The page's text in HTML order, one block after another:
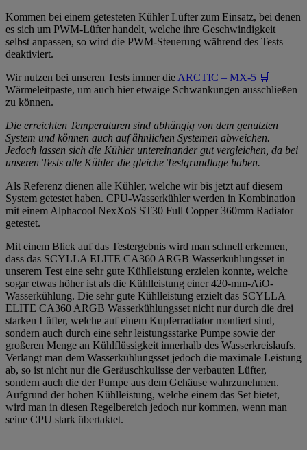
Kommen bei einem getesteten Kühler Lüfter zum Einsatz, bei denen
es sich um PWM-Lüfter handelt, welche ihre Geschwindigkeit
selbst anpassen, so wird die PWM-Steuerung während des Tests
deaktiviert.
Wir nutzen bei unseren Tests immer die ARCTIC – MX-5 🛒
Wärmeleitpaste, um auch hier etwaige Schwankungen ausschließen
zu können.
Die erreichten Temperaturen sind abhängig von dem genutzten
System und können auch auf ähnlichen Systemen abweichen.
Jedoch lassen sich die Kühler untereinander gut vergleichen, da bei
unseren Tests alle Kühler die gleiche Testgrundlage haben.
Als Referenz dienen alle Kühler, welche wir bis jetzt auf diesem
System getestet haben. CPU-Wasserkühler werden in Kombination
mit einem Alphacool NexXoS ST30 Full Copper 360mm Radiator
getestet.
Mit einem Blick auf das Testergebnis wird man schnell erkennen,
dass das SCYLLA ELITE CA360 ARGB Wasserkühlungsset in
unserem Test eine sehr gute Kühlleistung erzielen konnte, welche
sogar etwas höher ist als die Kühlleistung einer 420-mm-AiO-
Wasserkühlung. Die sehr gute Kühlleistung erzielt das SCYLLA
ELITE CA360 ARGB Wasserkühlungsset nicht nur durch die drei
starken Lüfter, welche auf einem Kupferradiator montiert sind,
sondern auch durch eine sehr leistungsstarke Pumpe sowie der
großeren Menge an Kühlflüssigkeit innerhalb des Wasserkreislaufs.
Verlangt man dem Wasserkühlungsset jedoch die maximale Leistung
ab, so ist nicht nur die Geräuschkulisse der verbauten Lüfter,
sondern auch die der Pumpe aus dem Gehäuse wahrzunehmen.
Aufgrund der hohen Kühlleistung, welche einem das Set bietet,
wird man in diesen Regelbereich jedoch nur kommen, wenn man
seine CPU stark übertaktet.